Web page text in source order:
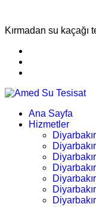
Kırmadan su kaçağı
Ana Sayfa
Hizmetler